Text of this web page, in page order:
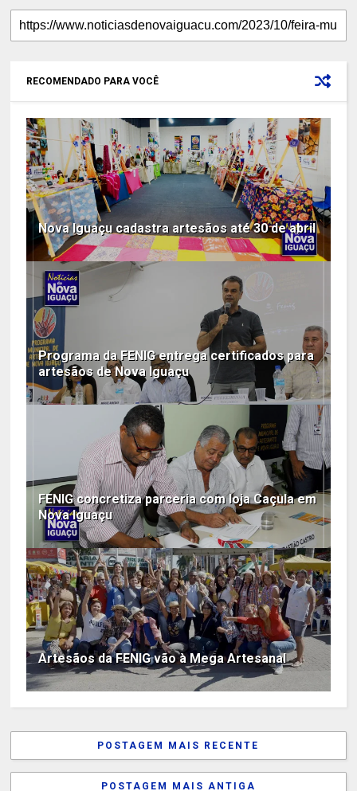
RECOMENDADO PARA VOCÊ
Nova Iguaçu cadastra artesãos até 30 de abril
Programa da FENIG entrega certificados para
artesãos de Nova Iguaçu
FENIG concretiza parceria com loja Caçula em
Nova Iguaçu
Artesãos da FENIG vão à Mega Artesanal
POSTAGEM MAIS RECENTE
POSTAGEM MAIS ANTIGA